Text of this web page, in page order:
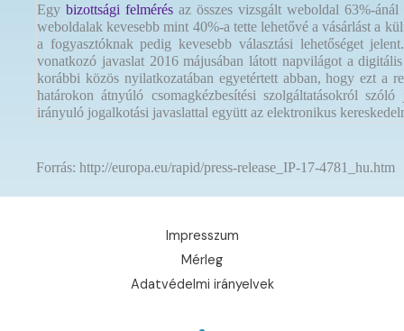
Egybizottsági felmérés az összes vizsgált weboldal 63%-
weboldalak kevesebb mint 40%-a tette lehetővé a vásárlást a
a fogyasztóknak pedig kevesebb választási lehetőséget
vonatkozó javaslat 2016 májusában látott napvilágot a
korábbi közös nyilatkozatában egyetértett abban, hogy ezt a
határokon átnyúló csomagkézbesítési szolgáltatásokról
irányuló jogalkotási javaslattal együtt az elektronikus
Forrás: http://europa.eu/rapid/press-release_IP-17-4781_hu.htm
Impresszum
Mérleg
Adatvédelmi irányelvek